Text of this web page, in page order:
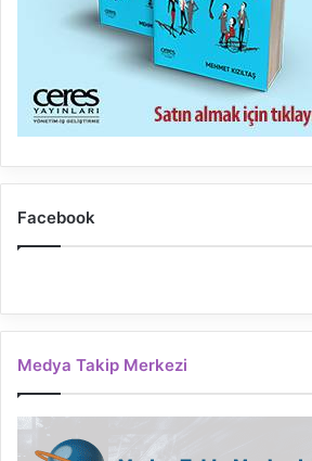
Facebook
Medya Takip Merkezi